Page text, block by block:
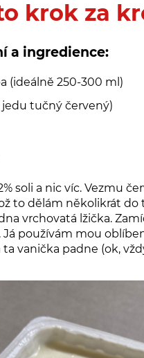
krok za
a ingredience:
(ideálně 250-300 ml)
tučný červený)
soli a nic víc. Vezmu
to dělám několikrát
vrchovatá lžička.
používám mou
vanička padne (ok,